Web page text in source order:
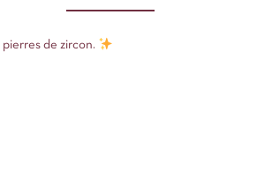
de zircon.